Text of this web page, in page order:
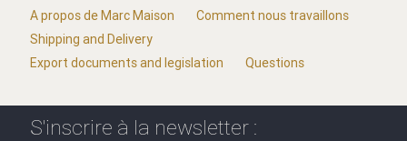
A propos de Marc Maison
Comment nous travaillons
Shipping and Delivery
Export documents and legislation
Questions
S'inscrire à la newsletter :